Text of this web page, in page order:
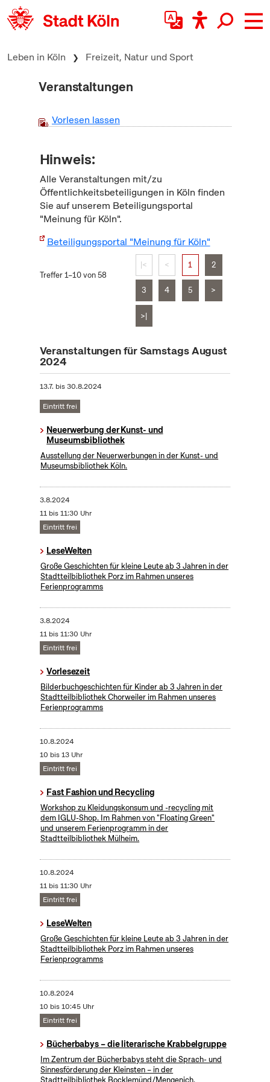
zum Inhalt springen
Leben in Köln Freizeit, Natur und Sport
Veranstaltungen
Vorlesen lassen
Hinweis:
Alle Veranstaltungen mit/zu
Öffentlichkeitsbeteiligungen in Köln finden
Sie auf unserem Beteiligungsportal
"Meinung für Köln".
Beteiligungsportal "Meinung für Köln"
Treffer 1–10 von 58
|< < 1 2
3 4 5 >
>|
Veranstaltungen für Samstags August
2024
13.7. bis30.8.2024
Eintritt frei
Neuerwerbung der Kunst- und
Museumsbibliothek
Ausstellung der Neuerwerbungen in der Kunst- und
Museumsbibliothek Köln.
3.8.2024
11 bis 11:30 Uhr
Eintritt frei
LeseWelten
Große Geschichten für kleine Leute ab 3 Jahren in der
Stadtteilbibliothek Porz im Rahmen unseres
Ferienprogramms
3.8.2024
11 bis 11:30 Uhr
Eintritt frei
Vorlesezeit
Bilderbuchgeschichten für Kinder ab 3 Jahren in der
Stadtteilbibliothek Chorweiler im Rahmen unseres
Ferienprogramms
10.8.2024
10 bis 13 Uhr
Eintritt frei
Fast Fashion und Recycling
Workshop zu Kleidungskonsum und -recycling mit
dem IGLU-Shop. Im Rahmen von "Floating Green"
und unserem Ferienprogramm in der
Stadtteilbibliothek Mülheim.
10.8.2024
11 bis 11:30 Uhr
Eintritt frei
LeseWelten
Große Geschichten für kleine Leute ab 3 Jahren in der
Stadtteilbibliothek Porz im Rahmen unseres
Ferienprogramms
10.8.2024
10 bis 10:45 Uhr
Eintritt frei
Bücherbabys – die literarische Krabbelgruppe
Im Zentrum der Bücherbabys steht die Sprach- und
Sinnesförderung der Kleinsten – in der